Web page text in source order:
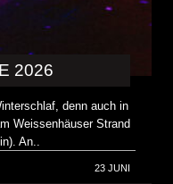
2026
denn auch in
Weissenhäuser Strand
An..
23 JUNI